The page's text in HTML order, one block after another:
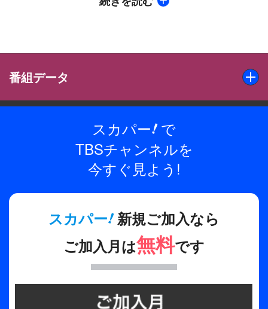
お題に沿って自分以外のメンバーをアピールす
る“他己紹介”に挑戦する！「ミュージカル風」「テ
レビショッピング風」など、ランダムで決まるお題
で11人が全力のメンバー紹介を披露。その思い切り
族に見立てた相関図を作成し、関係性を深堀りトー
「1日入れ替わるなら誰？」などのアンケートでメ
ンバー間の本音を大公開！韓国での長期合宿につい
て振り返りトークも。日本を離れ、デビューに向け
て奮闘していた11人。仲間とともに苦難を乗り越え
てきたエピソードが明かされる。お世話になったあ
る方からのサプライズメッセージにメンバー感動！
お題に対してポーズを合わせるゲーム企画では、お
兄ちゃんチームと弟チームに分かれてバトル。絆が
番組データ
INI（池崎理人、尾崎匠海、木村柾哉、後藤威尊、佐野雄
大、許豊凡、高塚大夢、田島将吾、西洸人、藤牧京介、松
制作年
その他
※池崎理人の「崎」は「大」が「立」、高塚大夢の「高」
スカパー!で
TBSチャンネルを
今すぐ見よう!
スカパー!新規ご加入なら
ご加入月は無料です